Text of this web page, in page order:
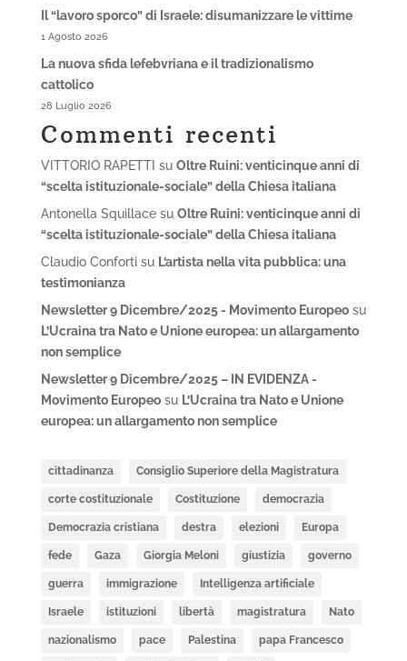
Il “lavoro sporco” di Israele: disumanizzare le vittime
1 Agosto 2026
La nuova sfida lefebvriana e il tradizionalismo
cattolico
28 Luglio 2026
Commenti recenti
VITTORIO RAPETTI su Oltre Ruini: venticinque anni di
“scelta istituzionale-sociale” della Chiesa italiana
Antonella Squillacesu Oltre Ruini: venticinque anni di
“scelta istituzionale-sociale” della Chiesa italiana
Claudio Confortisu L’artista nella vita pubblica: una
testimonianza
Newsletter 9 Dicembre/2025 - Movimento Europeosu
L’Ucraina tra Nato e Unione europea: un allargamento
non semplice
Newsletter 9 Dicembre/2025 – IN EVIDENZA -
Movimento Europeosu L’Ucraina tra Nato e Unione
europea: un allargamento non semplice
cittadinanza Consiglio Superiore della Magistratura
corte costituzionale Costituzione democrazia
Democrazia cristiana destra elezioni Europa
fede Gaza Giorgia Meloni giustizia governo
guerra immigrazione Intelligenza artificiale
Israele istituzioni libertà magistratura Nato
nazionalismo pace Palestina papa Francesco